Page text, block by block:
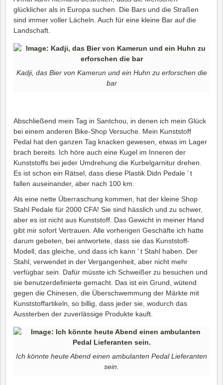
glücklicher als in Europa suchen. Die Bars und die Straßen
sind immer voller Lächeln. Auch für eine kleine Bar auf die
Landschaft.
Kadji, das Bier von Kamerun und ein Huhn zu erforschen die
bar
Abschließend mein Tag in Santchou, in denen ich mein Glück
bei einem anderen Bike-Shop Versuche. Mein Kunststoff
Pedal hat den ganzen Tag knacken gewesen, etwas im Lager
brach bereits. Ich höre auch eine Kugel im Inneren der
Kunststoffs bei jeder Umdrehung die Kurbelgarnitur drehen.
Es ist schon ein Rätsel, dass diese Plastik Didn Pedale ’ t
fallen auseinander, aber nach 100 km.
Als eine nette Überraschung kommen, hat der kleine Shop
Stahl Pedale für 2000 CFA! Sie sind hässlich und zu schwer,
aber es ist nicht aus Kunststoff. Das Gewicht in meiner Hand
gibt mir sofort Vertrauen. Alle vorherigen Geschäfte ich hatte
darum gebeten, bei antwortete, dass sie das Kunststoff-
Modell, das gleiche, und dass ich kann ’ t Stahl haben. Der
Stahl, verwendet in der Vergangenheit, aber nicht mehr
verfügbar sein. Dafür müsste ich Schweißer zu besuchen und
sie benutzerdefinierte gemacht. Das ist ein Grund, wütend
gegen die Chinesen, die Überschwemmung der Märkte mit
Kunststoffartikeln, so billig, dass jeder sie, wodurch das
Aussterben der zuverlässige Produkte kauft.
Ich könnte heute Abend einen ambulanten Pedal Lieferanten
sein.